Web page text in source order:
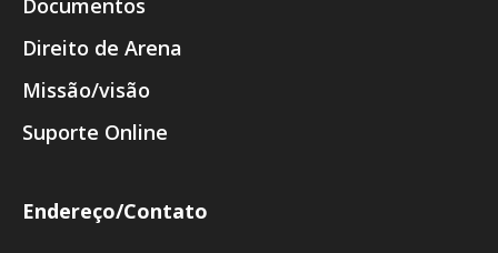
Direito de Arena
Missão/visão
Suporte Online
Endereço/Contato